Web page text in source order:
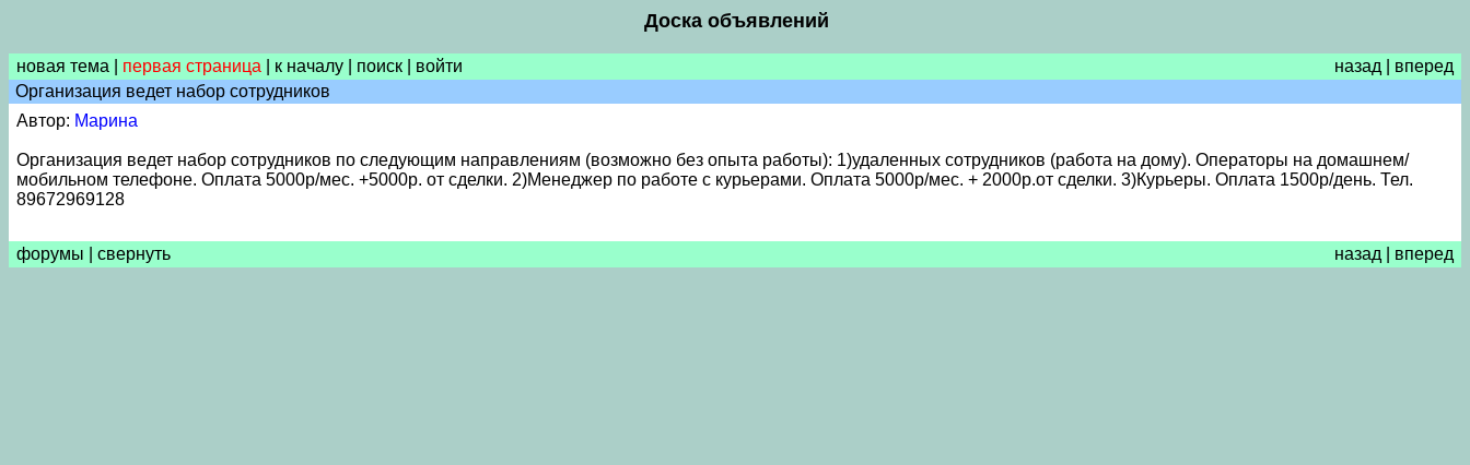
Доска объявлений
новая тема первая страница к началу поиск войти назад
вперед
Организация ведет набор сотрудников
Автор: Марина
Организация ведет набор сотрудников по следующим направлениям (возможно без опыта работы): 1)удаленных сотрудников (работа на дому). Операторы на домашнем/
мобильном телефоне. Оплата 5000р/мес. +5000р. от сделки. 2)Менеджер по работе с курьерами. Оплата 5000р/мес. + 2000р.от сделки. 3)Курьеры. Оплата 1500р/день. Тел.
89672969128
форумы свернуть назад вперед